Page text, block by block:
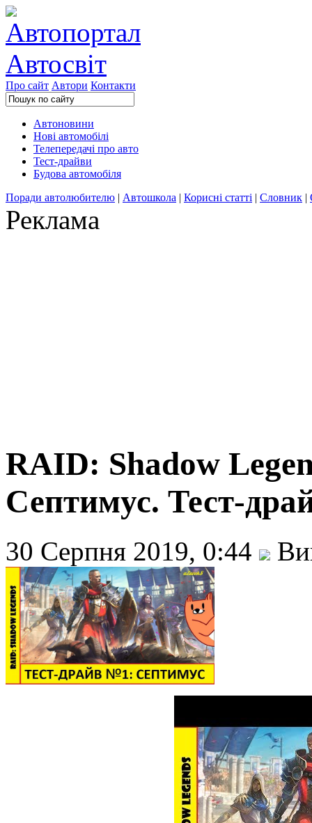
Про сайт Автори Контакти
Автоновини
Нові автомобілі
Телепередачі про авто
Тест-драйви
Будова автомобіля
Поради автолюбителю | Автошкола | Корисні статті | Словник |
Реклама
RAID: Shadow
Септимус. Тест-
30 Серпня 2019, 0:44